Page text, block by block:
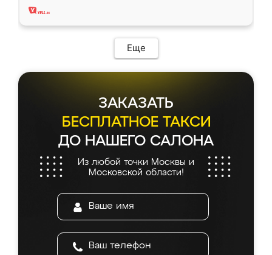
Еще
ЗАКАЗАТЬ
БЕСПЛАТНОЕ ТАКСИ
ДО НАШЕГО САЛОНА
Из любой точки Москвы и
Московской области!